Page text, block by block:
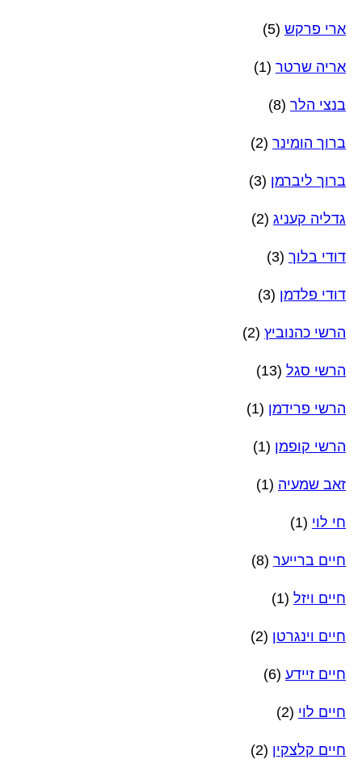
ארי פרקש (5)
אריה שרטר (1)
בנצי הלר (8)
ברוך הומינר (2)
ברוך ליברמן (3)
גדליה קעניג (2)
דודי בלוך (3)
דודי פלדמן (3)
הרשי כהנוביץ (2)
הרשי סגל (13)
הרשי פרידמן (1)
הרשי קופמן (1)
זאב שמעיה (1)
חי לוי (1)
חיים ברייער (8)
חיים ויזל (1)
חיים וינגרטן (2)
חיים זיידע (6)
חיים לוי (2)
חיים קלצקין (2)